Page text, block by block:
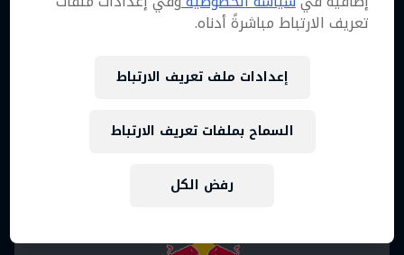
تتنافس أمام الأهرامات
كورت 2022
تعريف الارتباط مباشرةً أدناه.
إعدادات ملف تعريف الارتباط
رفض الكل
السماح بملفات تعريف الارتباط